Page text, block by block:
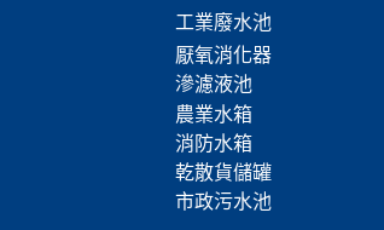
工業廢水池
厭氧消化器
滲濾液池
農業水箱
消防水箱
乾散貨儲罐
市政污水池